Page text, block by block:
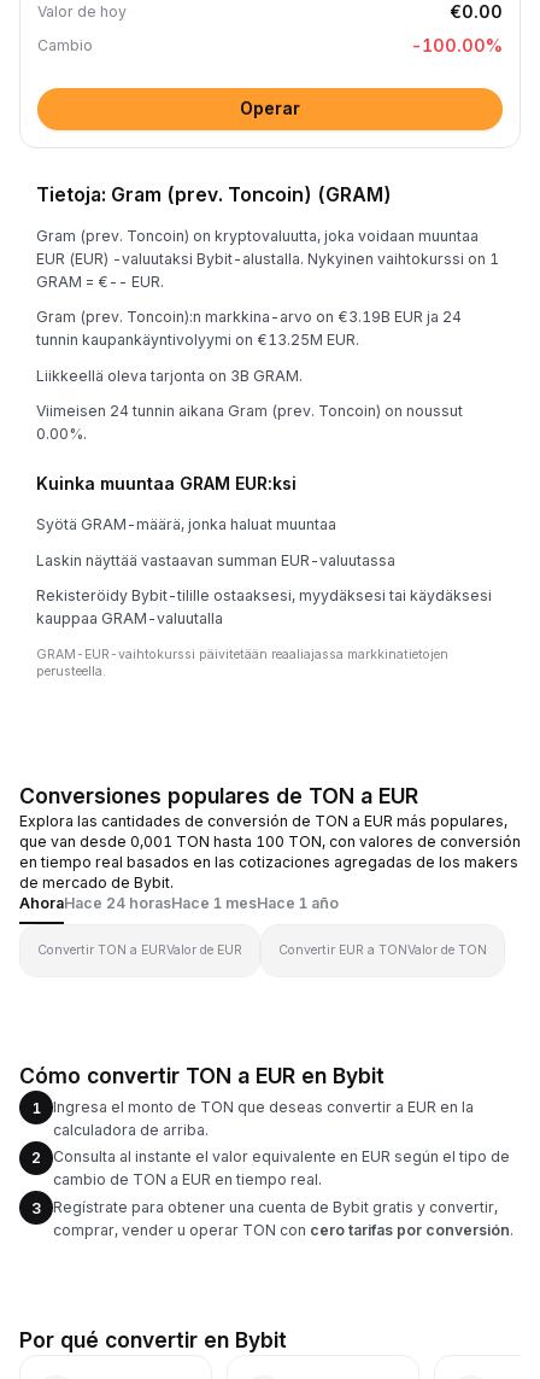
Valor de hoy €0.00
Cambio -100.00%
Operar
Tietoja: Gram (prev. Toncoin) (GRAM)
Gram (prev. Toncoin) on kryptovaluutta, joka voidaan muuntaa
EUR (EUR) -valuutaksi Bybit-alustalla. Nykyinen vaihtokurssi on 1
GRAM = €-- EUR.
Gram (prev. Toncoin):n markkina-arvo on €3.19B EUR ja 24
tunnin kaupankäyntivolyymi on €13.25M EUR.
Liikkeellä oleva tarjonta on 3B GRAM.
Viimeisen 24 tunnin aikana Gram (prev. Toncoin) on noussut
0.00%.
Kuinka muuntaa GRAM EUR:ksi
Syötä GRAM-määrä, jonka haluat muuntaa
Laskin näyttää vastaavan summan EUR-valuutassa
Rekisteröidy Bybit-tilille ostaaksesi, myydäksesi tai käydäksesi
kauppaa GRAM-valuutalla
GRAM-EUR-vaihtokurssi päivitetään reaaliajassa markkinatietojen
perusteella.
Conversiones populares de TON a EUR
Explora las cantidades de conversión de TON a EUR más populares,
que van desde 0,001 TON hasta 100 TON, con valores de conversión
en tiempo real basados en las cotizaciones agregadas de los makers
de mercado de Bybit.
AhoraHace 24 horasHace 1 mesHace 1 año
Convertir TON a EURValor de EUR Convertir EUR a TONValor de TON
Cómo convertir TON a EUR en Bybit
1
Ingresa el monto de TON que deseas convertir a EUR en la
calculadora de arriba.
2
Consulta al instante el valor equivalente en EUR según el tipo de
cambio de TON a EUR en tiempo real.
3
Regístrate para obtener una cuenta de Bybit gratis y convertir,
comprar, vender u operar TON con cero tarifas por conversión.
Por qué convertir en Bybit